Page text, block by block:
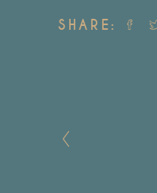
SHARE: